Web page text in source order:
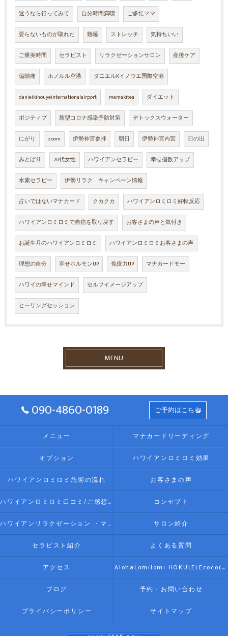
迷うなら行ってみて 自分時間満喫 ご多忙ママ
要らないものが取れた 熟睡 ストレッチ 気持ちいい
ご褒美時間 セラピスト リラクゼーションサロン 産後ケア
偏頭痛 ホノルル空港 ダニエルKイノウエ国際空港
danieikinouyeinternationalairport mamakitea ダイエット
ポジティブ 新型コロナ感染予防対策 デトックスウォーター
にがり zoom 伊勢神宮参拝 朝日 伊勢神宮内宮 日の出
みとばり 20代女性 ハワイアンセラピー 幸せ指数アップ
水素セラピー 伊勢リラク キャンペーン情報
占いではないマナカード クカクカ ハワイアンロミロミ好転反応
ハワイアンロミロミで自信を取り戻す お客さまの声と気付き
お誕生月のハワイアンロミロミ ハワイアンロミロミお客さまの声
理想の自分 幸せホルモンUP 免疫力UP マナカードモー
ハワイの幸せマインド セルフイメージアップ
ヒーリングセッション
MENU
090-4860-0189 ご予約はこちら
メニュー マナカードリーディング
オプション ハワイアンロミロミ効果
ハワイアンロミロミ施術の流れ お客さまの声
ハワイアンロミロミ口コミ/ご感想(伊勢リラク/リラクゼーション) コンセプト
ハワイアンリラクゼーション ・マッサージ AlohaLomilomi HOKULELEcoco(アロハロミロミ ホクレレココ)☆彡について サロン紹介
セラピスト紹介 よくある質問
アクセス AlohaLomilomi HOKULELEcoco(アロハロミロミ ホクレレココ)☆彡
ブログ 予約・お問い合わせ
プライバシーポリシー サイトマップ